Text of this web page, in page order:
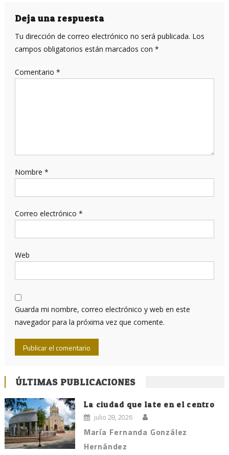
Deja una respuesta
Tu dirección de correo electrónico no será publicada. Los
campos obligatorios están marcados con *
Comentario *
Nombre *
Correo electrónico *
Web
Guarda mi nombre, correo electrónico y web en este
navegador para la próxima vez que comente.
ÚLTIMAS PUBLICACIONES
La ciudad que late en el centro
julio 28, 2026
María Fernanda González
Hernández